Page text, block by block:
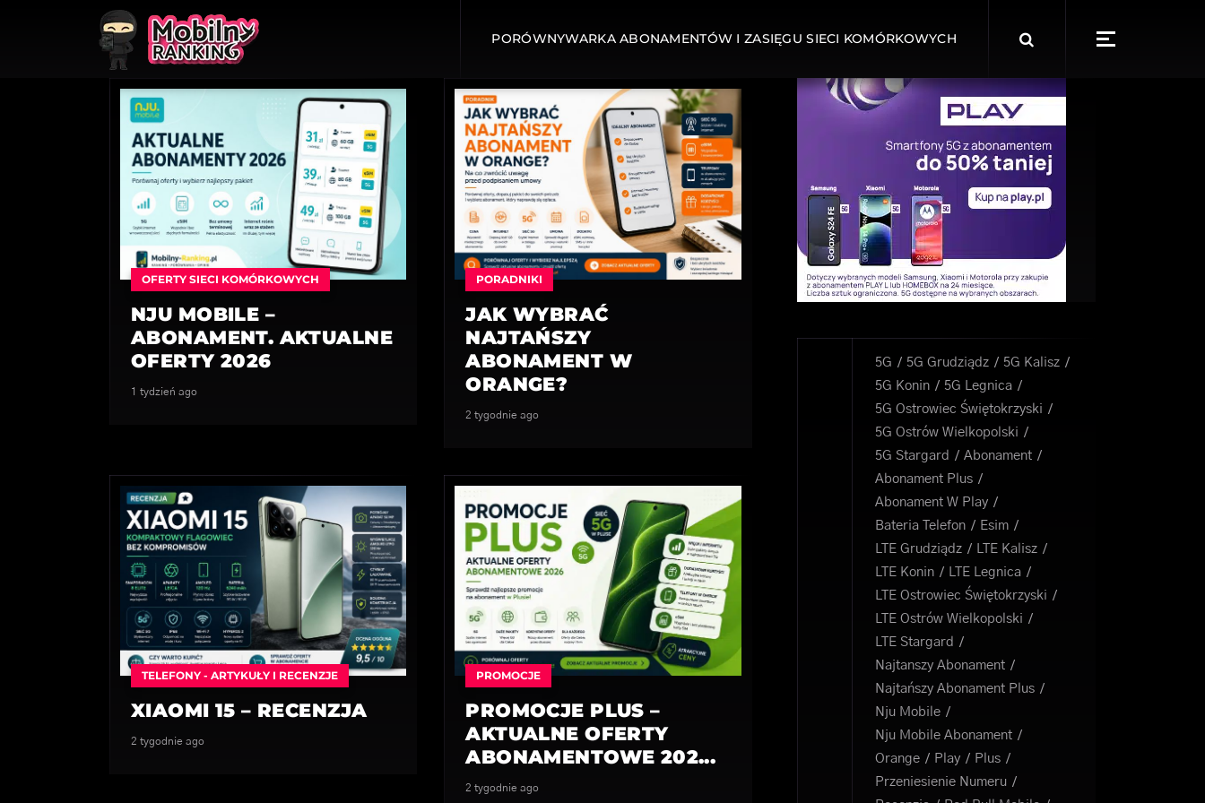
PORÓWNYWARKA ABONAMENTÓW I ZASIĘGU SIECI KOMÓRKOWYCH
for:
OFERTY SIECI KOMÓRKOWYCH
NJU MOBILE –
ABONAMENT. AKTUALNE
OFERTY 2026
1 tydzień ago
PORADNIKI
JAK WYBRAĆ
NAJTAŃSZY
ABONAMENT W
ORANGE?
2 tygodnie ago
TELEFONY - ARTYKUŁY I RECENZJE
XIAOMI 15 – RECENZJA
2 tygodnie ago
PROMOCJE
PROMOCJE PLUS –
AKTUALNE OFERTY
ABONAMENTOWE 202...
2 tygodnie ago
5G 5G Grudziądz
5G Kalisz
5G Konin
5G Legnica
5G Ostrowiec Świętokrzyski
5G Ostrów Wielkopolski
5G Stargard
Abonament
Abonament Plus
Abonament W Play
Bateria Telefon
Esim
LTE Grudziądz
LTE Kalisz
LTE Konin
LTE Legnica
LTE Ostrowiec Świętokrzyski
LTE Ostrów Wielkopolski
LTE Stargard
Najtanszy Abonament
Najtańszy Abonament Plus
Nju Mobile
Nju Mobile Abonament
Orange
Play
Plus
Przeniesienie Numeru